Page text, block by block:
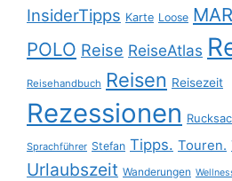
InsiderTipps Karte Loose
POLO Reise ReiseAtlas
Reisehandbuch Reisen Reisezeit
Rezessionen
Sprachführer Stefan Tipps. Touren.
Urlaubszeit Wanderungen